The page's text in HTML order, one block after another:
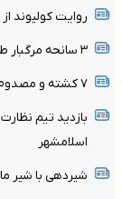
روایت کولیوند
۳ سانحه مرگبار طی یک هفته در بزرگراه‌های تهران
۷ کشته و مصدوم در تصادف مرگبار پژو پارس و ساینا
بازدید تیم
اسلامشهر
شیردهی با شیر